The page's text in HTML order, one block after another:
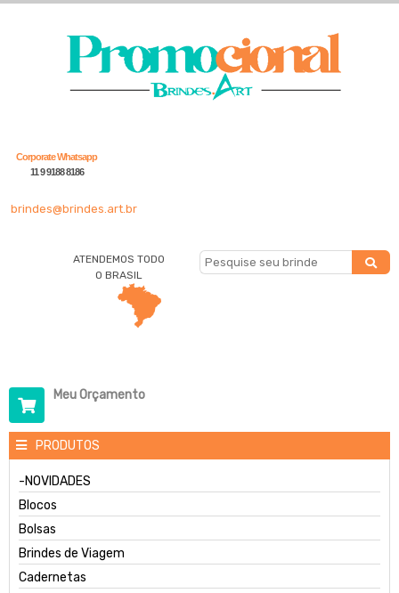
Corporate Whatsapp
11 9 9188 8186
brindes@brindes.art.br
ATENDEMOS TODO
O BRASIL
Meu Orçamento
PRODUTOS
-NOVIDADES
Blocos
Bolsas
Brindes de Viagem
Cadernetas